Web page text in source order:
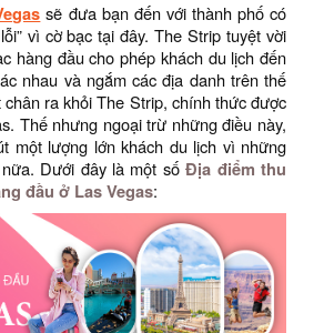
sẽ đưa bạn đến với thành phố có
vì cờ bạc tại đây. The Strip tuyệt vời
hàng đầu cho phép khách du lịch đến
nhau và ngắm các địa danh trên thế
ra khỏi The Strip, chính thức được
Thế nhưng ngoại trừ những điều này,
một lượng lớn khách du lịch vì những
​Dưới đây là một sốĐịa điểm thu
đầu ở Las Vegas: